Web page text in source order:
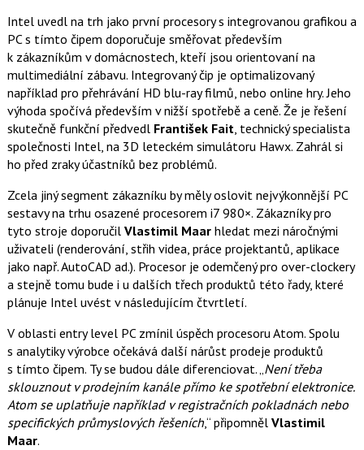
Intel uvedl na trh jako první procesory s integrovanou grafikou a
PC s tímto čipem doporučuje směřovat především
k zákazníkům v domácnostech, kteří jsou orientovaní na
multimediální zábavu. Integrovaný čip je optimalizovaný
například pro přehrávání HD blu-ray filmů, nebo online hry. Jeho
výhoda spočívá především v nižší spotřebě a ceně. Že je řešení
skutečně funkční předvedl František Fait, technický specialista
společnosti Intel, na 3D leteckém simulátoru Hawx. Zahrál si
ho před zraky účastníků bez problémů.
Zcela jiný segment zákazníku by měly oslovit nejvýkonnější PC
sestavy na trhu osazené procesorem i7 980×. Zákazníky pro
tyto stroje doporučil Vlastimil Maarhledat mezi náročnými
uživateli (renderování, střih videa, práce projektantů, aplikace
jako např. AutoCAD ad.). Procesor je odemčený pro over-clockery
a stejně tomu bude i u dalších třech produktů této řady, které
plánuje Intel uvést v následujícím čtvrtletí.
V oblasti entry level PC zmínil úspěch procesoru Atom. Spolu
s analytiky výrobce očekává další nárůst prodeje produktů
s tímto čipem. Ty se budou dále diferenciovat. „Není třeba
sklouznout v prodejním kanále přímo ke spotřební elektronice.
Atom se uplatňuje například v registračních pokladnách nebo
specifických průmyslových řešeních,“ připomněl Vlastimil
Maar.